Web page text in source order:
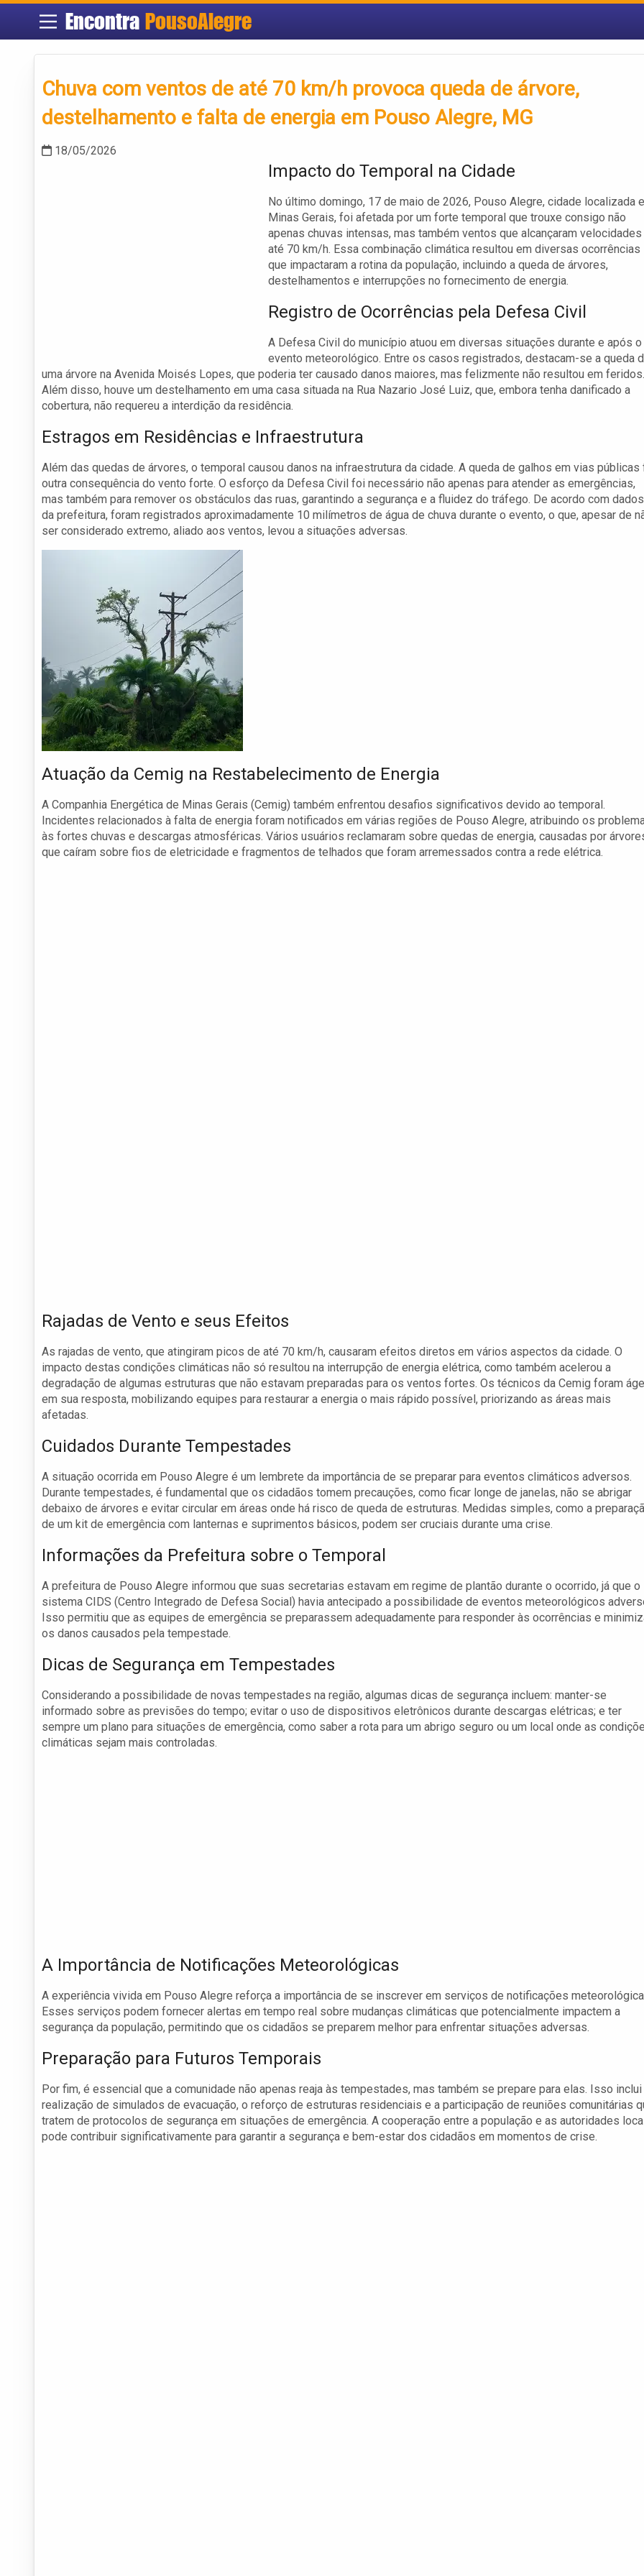
Encontra PousoAlegre
Chuva com ventos de até 70 km/h provoca queda de árvore,
destelhamento e falta de energia em Pouso Alegre, MG
18/05/2026
Impacto do Temporal na Cidade
No último domingo, 17 de maio de 2026, Pouso Alegre, cidade localizada
Minas Gerais, foi afetada por um forte temporal que trouxe consigo não
apenas chuvas intensas, mas também ventos que alcançaram
até 70 km/h. Essa combinação climática resultou em diversas ocorrências
que impactaram a rotina da população, incluindo a queda de árvores,
destelhamentos e interrupções no fornecimento de energia.
Registro de Ocorrências pela Defesa Civil
A Defesa Civil do município atuou em diversas situações durante e após o
evento meteorológico. Entre os casos registrados, destacam-se a queda
uma árvore na Avenida Moisés Lopes, que poderia ter causado danos maiores, mas felizmente não resultou em feridos.
Além disso, houve um destelhamento em uma casa situada na Rua Nazario José Luiz, que, embora tenha danificado a
cobertura, não requereu a interdição da residência.
Estragos em Residências e Infraestrutura
Além das quedas de árvores, o temporal causou danos na infraestrutura da cidade. A queda de galhos em vias públicas
outra consequência do vento forte. O esforço da Defesa Civil foi necessário não apenas para atender as emergências,
mas também para remover os obstáculos das ruas, garantindo a segurança e a fluidez do tráfego. De acordo com dados
da prefeitura, foram registrados aproximadamente 10 milímetros de água de chuva durante o evento, o que, apesar de
ser considerado extremo, aliado aos ventos, levou a situações adversas.
Atuação da Cemig na Restabelecimento de Energia
A Companhia Energética de Minas Gerais (Cemig) também enfrentou desafios significativos devido ao temporal.
Incidentes relacionados à falta de energia foram notificados em várias regiões de Pouso Alegre, atribuindo os
às fortes chuvas e descargas atmosféricas. Vários usuários reclamaram sobre quedas de energia, causadas por
que caíram sobre fios de eletricidade e fragmentos de telhados que foram arremessados contra a rede elétrica.
Rajadas de Vento e seus Efeitos
As rajadas de vento, que atingiram picos de até 70 km/h, causaram efeitos diretos em vários aspectos da cidade. O
impacto destas condições climáticas não só resultou na interrupção de energia elétrica, como também acelerou a
degradação de algumas estruturas que não estavam preparadas para os ventos fortes. Os técnicos da Cemig foram
em sua resposta, mobilizando equipes para restaurar a energia o mais rápido possível, priorizando as áreas mais
afetadas.
Cuidados Durante Tempestades
A situação ocorrida em Pouso Alegre é um lembrete da importância de se preparar para eventos climáticos adversos.
Durante tempestades, é fundamental que os cidadãos tomem precauções, como ficar longe de janelas, não se abrigar
debaixo de árvores e evitar circular em áreas onde há risco de queda de estruturas. Medidas simples, como a
de um kit de emergência com lanternas e suprimentos básicos, podem ser cruciais durante uma crise.
Informações da Prefeitura sobre o Temporal
A prefeitura de Pouso Alegre informou que suas secretarias estavam em regime de plantão durante o ocorrido, já que o
sistema CIDS (Centro Integrado de Defesa Social) havia antecipado a possibilidade de eventos meteorológicos
Isso permitiu que as equipes de emergência se preparassem adequadamente para responder às ocorrências e
os danos causados pela tempestade.
Dicas de Segurança em Tempestades
Considerando a possibilidade de novas tempestades na região, algumas dicas de segurança incluem: manter-se
informado sobre as previsões do tempo; evitar o uso de dispositivos eletrônicos durante descargas elétricas; e ter
sempre um plano para situações de emergência, como saber a rota para um abrigo seguro ou um local onde as
climáticas sejam mais controladas.
A Importância de Notificações Meteorológicas
A experiência vivida em Pouso Alegre reforça a importância de se inscrever em serviços de notificações
Esses serviços podem fornecer alertas em tempo real sobre mudanças climáticas que potencialmente impactem a
segurança da população, permitindo que os cidadãos se preparem melhor para enfrentar situações adversas.
Preparação para Futuros Temporais
Por fim, é essencial que a comunidade não apenas reaja às tempestades, mas também se prepare para elas. Isso inclui
realização de simulados de evacuação, o reforço de estruturas residenciais e a participação de reuniões comunitárias
tratem de protocolos de segurança em situações de emergência. A cooperação entre a população e as autoridades
pode contribuir significativamente para garantir a segurança e bem-estar dos cidadãos em momentos de crise.